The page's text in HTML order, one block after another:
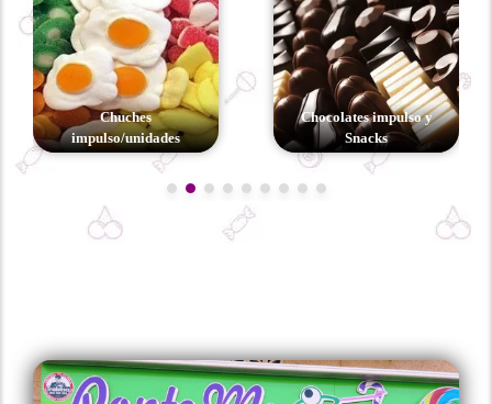
Chuches
impulso/unidades
Chocolates impulso y
Snacks